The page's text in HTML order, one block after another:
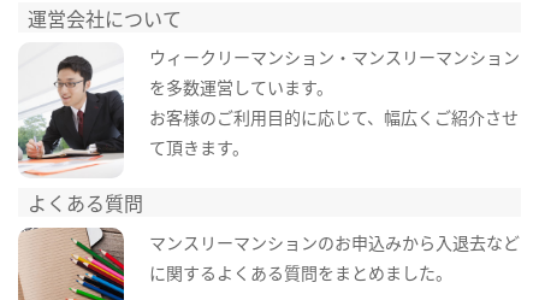
運営会社について
ウィークリーマンション・マンスリーマンション
を多数運営しています。
お客様のご利用目的に応じて、幅広くご紹介させ
て頂きます。
よくある質問
マンスリーマンションのお申込みから入退去など
に関するよくある質問をまとめました。